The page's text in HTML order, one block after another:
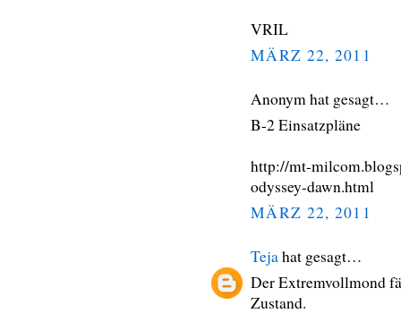
VRIL
MÄRZ 22, 2011
Anonym hat gesagt…
B-2 Einsatzpläne
http://mt-
odyssey-dawn.html
MÄRZ 22, 2011
Tejahat gesagt…
Der Extremvollmond
Zustand.